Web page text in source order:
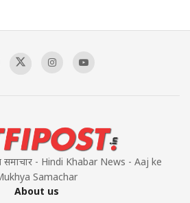
Sagar
- Hindi Khabar News - Aaj ke
Samachar
About us